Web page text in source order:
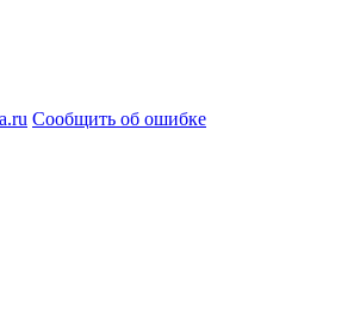
Сообщить об ошибке